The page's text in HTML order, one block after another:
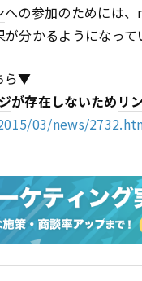
への参加のためには
分かるようになって
ら▼
が存在しないため リ
03/news/